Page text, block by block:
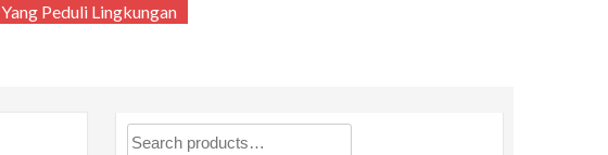
Peduli Lingkungan
Search